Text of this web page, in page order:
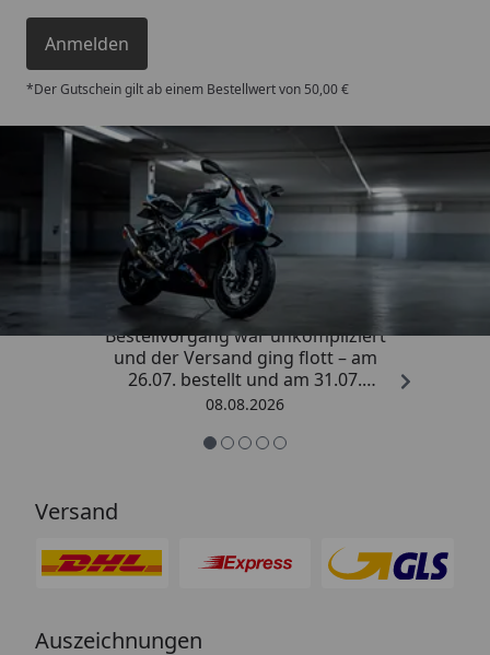
Anmelden
*Der Gutschein gilt ab einem Bestellwert von 50,00 €
Trusted Shops
4,85/ 5
„Sehr zufriedener Kauf! Der
Bestellvorgang war unkompliziert
und der Versand ging flott – am
26.07. bestellt und am 31.07.
geliefert. Die Abdeckplane
Beschreibung und schützt
08.08.2026
Versand
Auszeichnungen